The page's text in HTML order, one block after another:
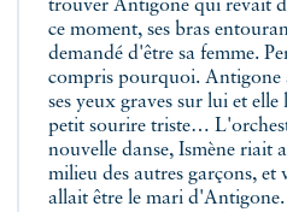
trouver Antigone qui rêvait
ce moment, ses bras
demandé d'être sa femme.
compris pourquoi. Antigone
ses yeux graves sur lui et
petit sourire triste…
nouvelle danse, Ismène riait
milieu des autres garçons,
allait être le mari